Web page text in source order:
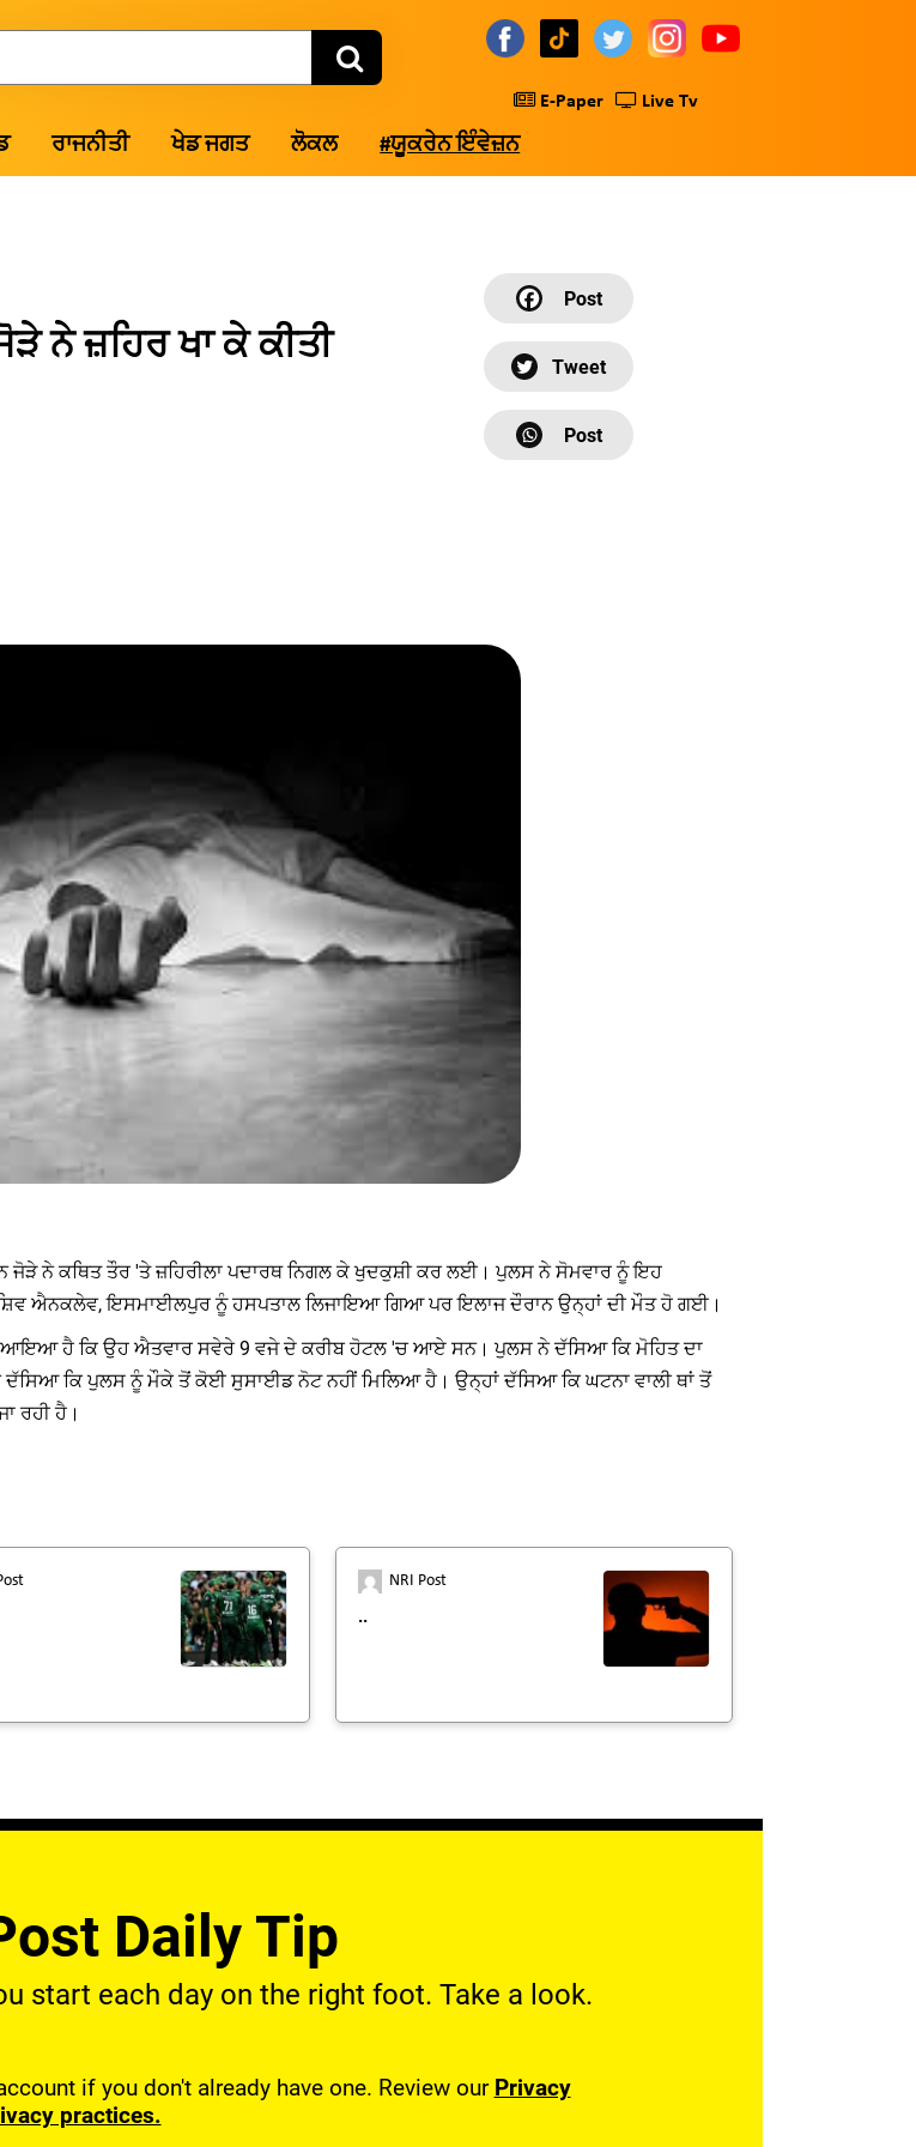
E-Paper Live Tv
ਰਾਜਨੀਤੀ ਖੇਡ ਜਗਤ ਲੋਕਲ #ਯੂਕਰੇਨ ਇੰਵੇਜ਼ਨ
ਨੇ ਜ਼ਹਿਰ ਖਾ ਕੇ ਕੀਤੀ
ਜੋੜੇ ਨੇ ਕਥਿਤ ਤੌਰ 'ਤੇ ਜ਼ਹਿਰੀਲਾ ਪਦਾਰਥ ਨਿਗਲ ਕੇ ਖੁਦਕੁਸ਼ੀ ਕਰ ਲਈ। ਪੁਲਸ ਨੇ ਸੋਮਵਾਰ ਨੂੰ ਇਹ
ਸ਼ਿਵ ਐਨਕਲੇਵ, ਇਸਮਾਈਲਪੁਰ ਨੂੰ ਹਸਪਤਾਲ ਲਿਜਾਇਆ ਗਿਆ ਪਰ ਇਲਾਜ ਦੌਰਾਨ ਉਨ੍ਹਾਂ ਦੀ ਮੌਤ ਹੋ ਗਈ।
ਹੈ ਕਿ ਉਹ ਐਤਵਾਰ ਸਵੇਰੇ 9 ਵਜੇ ਦੇ ਕਰੀਬ ਹੋਟਲ 'ਚ ਆਏ ਸਨ। ਪੁਲਸ ਨੇ ਦੱਸਿਆ ਕਿ ਮੋਹਿਤ ਦਾ
ਕਿ ਪੁਲਸ ਨੂੰ ਮੌਕੇ ਤੋਂ ਕੋਈ ਸੁਸਾਈਡ ਨੋਟ ਨਹੀਂ ਮਿਲਿਆ ਹੈ। ਉਨ੍ਹਾਂ ਦੱਸਿਆ ਕਿ ਘਟਨਾ ਵਾਲੀ ਥਾਂ ਤੋਂ
ਰਹੀ ਹੈ।
NRI Post
..
Daily Tip
start each day on the right foot. Take a look.
if you don't already have one. Review our Privacy
practices.